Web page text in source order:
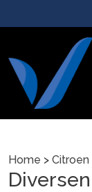
Home > Citroen
Diversen